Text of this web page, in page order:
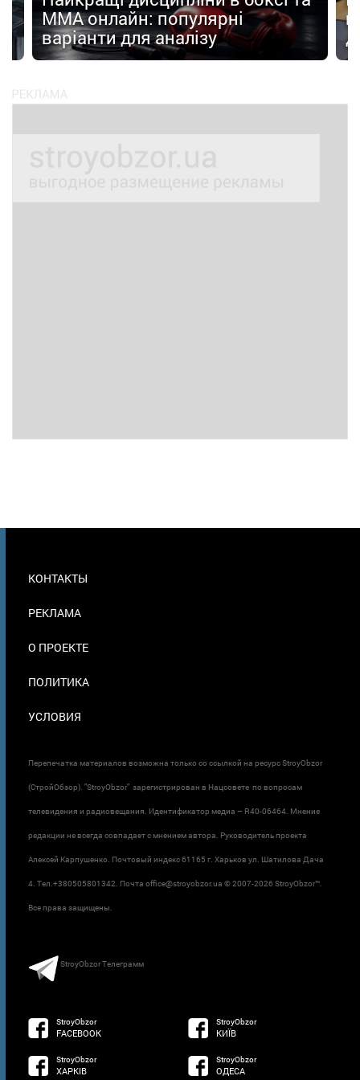
MMA онлайн: популярні
варіанти для аналізу
В
КОНТАКТЫ
РЕКЛАМА
О ПРОЕКТЕ
ПОЛИТИКА
УСЛОВИЯ
Перепечатка материалов возможна только со ссылкой на ресурс StroyObzor
(СтройОбзор). "StroyObzor" зарегистрирован в Нацсовете по вопросам
телевидения и радиовещания. Идентификатор медиа – R40-06464. Мнение
редакции не всегда совпадает с мнением автора. Руководитель проекта
Алексей Карпушенко. Почтовый индекс 61165 г. Харьков ул. Шатилова Дача
4. Тел.+380505801342. Почта office@stroyobzor.ua © 2007-2026 StroyObzor™.
Все права защищены.
StroyObzor Телеграмм
StroyObzor
FACEBOOK
StroyObzor
КИЇВ
StroyObzor
ХАРКІВ
StroyObzor
ОДЕСА